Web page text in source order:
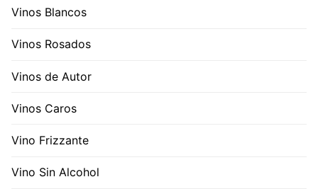
Vinos Blancos
Vinos Rosados
Vinos de Autor
Vinos Caros
Vino Frizzante
Vino Sin Alcohol